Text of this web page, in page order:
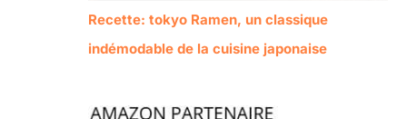
Recette: tokyo Ramen, un classique
indémodable de la cuisine japonaise